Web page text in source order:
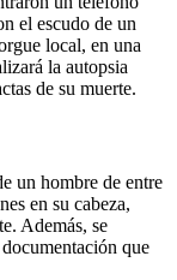
el escudo de un
local, en una
la autopsia
de su muerte.
un hombre de entre
en su cabeza,
Además, se
que